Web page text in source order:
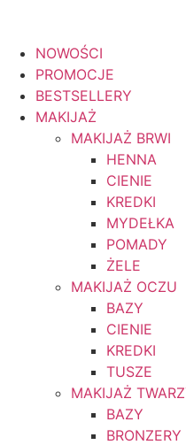
Gratisy do
NOWOŚCI
PROMOCJE
BESTSELLERY
MAKIJAŻ
MAKIJAŻ BRWI
HENNA
CIENIE
KREDKI
MYDEŁKA
POMADY
ŻELE
MAKIJAŻ OCZU
BAZY
CIENIE
KREDKI
TUSZE
MAKIJAŻ
BAZY
BRONZERY